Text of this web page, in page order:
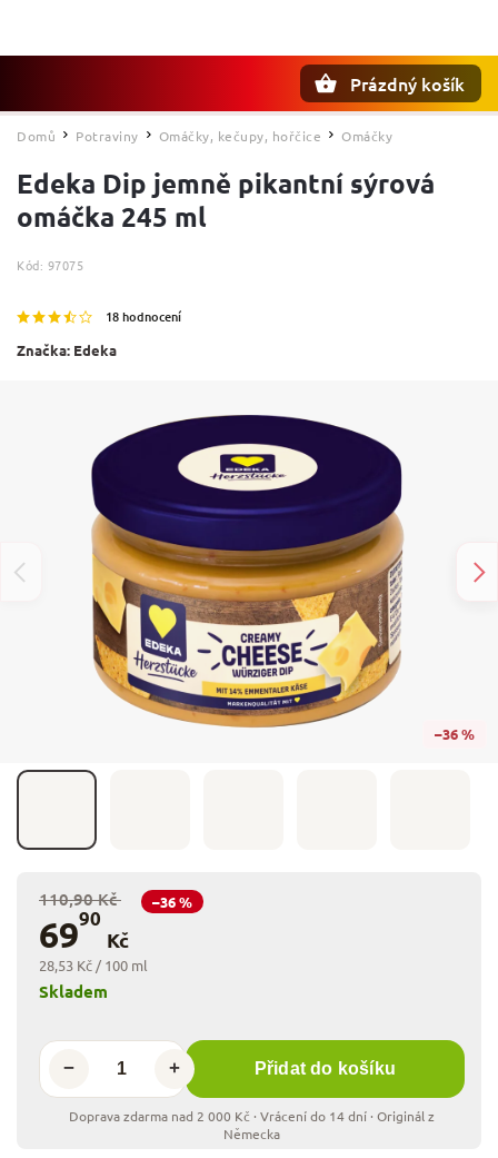
Prázdný košík
Domů / Potraviny / Omáčky, kečupy, hořčice / Omáčky
Edeka Dip jemně pikantní sýrová
omáčka 245 ml
Kód: 97075
18 hodnocení
Značka: Edeka
–36 %
110,90 Kč –36 %
6990
Kč
28,53 Kč / 100 ml
+
− Přidat do košíku
Skladem